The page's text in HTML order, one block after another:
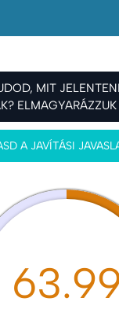
MIT
ELMAGYARÁZZUK
A JAVÍTÁSI